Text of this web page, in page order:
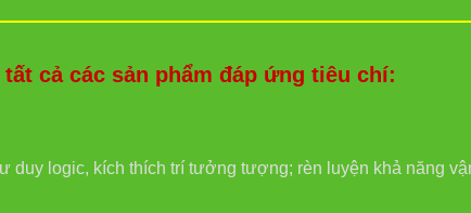
cả các sản phẩm đáp ứng tiêu chí:
duy logic, kích thích trí tưởng tượng; rèn luyện khả năng